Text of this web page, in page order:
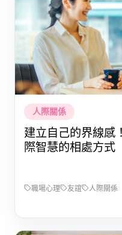
人際關係
建立自己的界線感
際智慧的相處方式
職場心理 友誼 人際關係